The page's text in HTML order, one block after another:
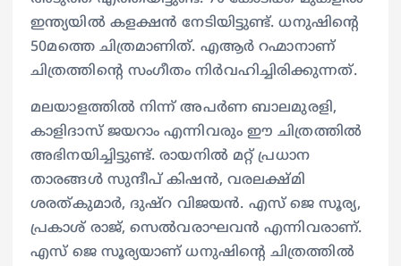
ഇന്ത്യയില്‍ കളക്ഷന്‍ നേടിയിട്ടുണ്ട്. ധനുഷിന്‍റെ
50മത്തെ ചിത്രമാണിത്. എആര്‍ റഹ്മാനാണ്
ചിത്രത്തിന്‍റെ സംഗീതം നിര്‍വഹിച്ചിരിക്കുന്നത്.
മലയാളത്തില്‍ നിന്ന് അപര്‍ണ ബാലമുരളി,
കാളിദാസ് ജയറാം എന്നിവരും ഈ ചിത്രത്തില്‍
അഭിനയിച്ചിട്ടുണ്ട്. രായനില്‍ മറ്റ് പ്രധാന
താരങ്ങള്‍ സുന്ദീപ് കിഷൻ, വരലക്ഷ്‍മി
ശരത്‍കുമാര്‍, ദുഷ്‍റ വിജയൻ. എസ് ജെ സൂര്യ,
പ്രകാശ് രാജ്, സെല്‍വരാഘവൻ എന്നിവരാണ്.
എസ് ജെ സൂര്യയാണ് ധനുഷിന്റെ ചിത്രത്തില്‍